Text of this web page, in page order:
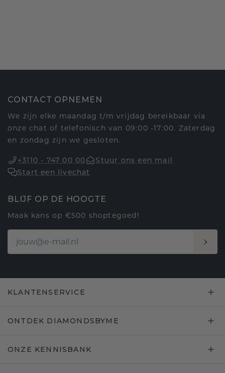
CONTACT OPNEMEN
We zijn elke maandag t/m vrijdag bereikbaar via
onze chat of telefonisch van 09:00 -17:00. Zaterdag
en zondag zijn we gesloten.
+3110 - 747 00 00
Stuur ons een mail
Start een livechat
BLIJF OP DE HOOGTE
Maak kans op €500 shoptegoed!
KLANTENSERVICE
ONTDEK DIAMONDSBYME
ONZE KENNISBANK